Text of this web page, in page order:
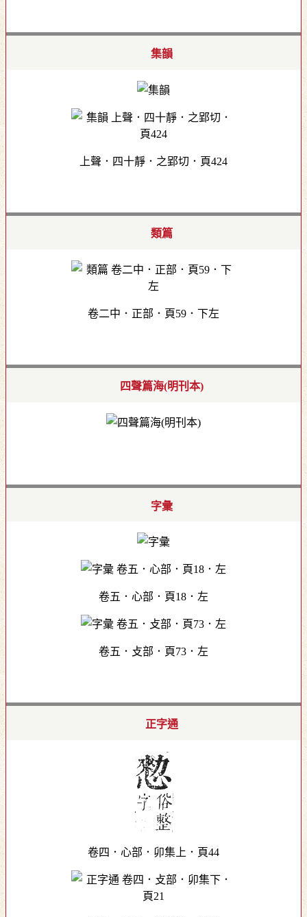
集韻
上聲．四十靜．之郢切．頁424
類篇
卷二中．正部．頁59．下左
四聲篇海(明刊本)
字彙
卷五．心部．頁18．左
卷五．攴部．頁73．左
正字通
卷四．心部．卯集上．頁44